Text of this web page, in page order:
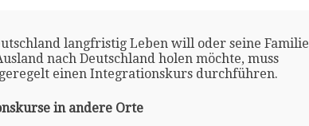
langfristig Leben will oder seine Familie
nach Deutschland holen möchte, muss
einen Integrationskurs durchführen.
in andere Orte